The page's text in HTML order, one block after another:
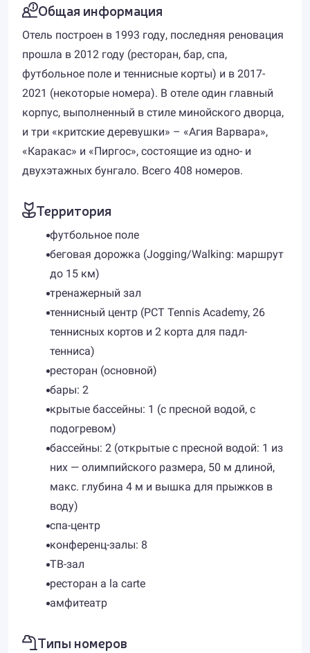
Общая информация
Отель построен в 1993 году, последняя реновация
прошла в 2012 году (ресторан, бар, спа,
футбольное поле и теннисные корты) и в 2017-
2021 (некоторые номера). В отеле один главный
корпус, выполненный в стиле минойского дворца,
и три «критские деревушки» – «Агия Варвара»,
«Каракас» и «Пиргос», состоящие из одно- и
двухэтажных бунгало. Всего 408 номеров.
Территория
футбольное поле
беговая дорожка (Jogging/Walking: маршрут
до 15 км)
тренажерный зал
теннисный центр (PCT Tennis Academy, 26
теннисных кортов и 2 корта для падл-
тенниса)
ресторан (основной)
бары: 2
крытые бассейны: 1 (с пресной водой, с
подогревом)
бассейны: 2 (открытые с пресной водой: 1 из
них — олимпийского размера, 50 м длиной,
макс. глубина 4 м и вышка для прыжков в
воду)
спа-центр
конференц-залы: 8
ТВ-зал
ресторан a la carte
амфитеатр
Типы номеров